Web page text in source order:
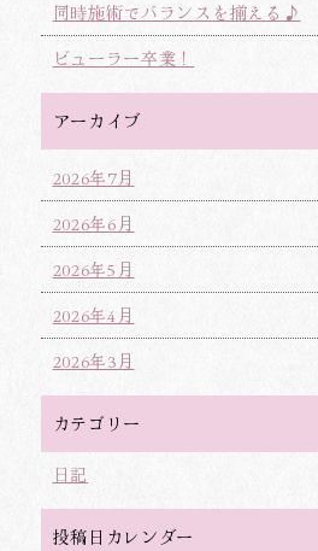
同時施術でバランスを揃える♪
ビューラー卒業！
アーカイブ
2026年7月
2026年6月
2026年5月
2026年4月
2026年3月
カテゴリー
日記
投稿日カレンダー